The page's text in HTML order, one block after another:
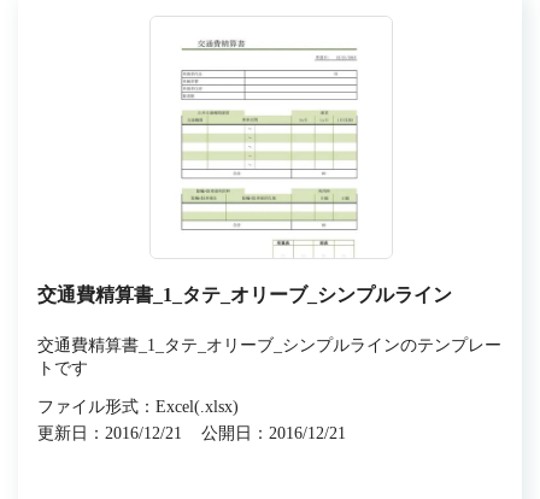
交通費精算書_1_タテ_オリーブ_シンプルライン
交通費精算書_1_タテ_オリーブ_シンプルラインのテンプレー
トです
ファイル形式：Excel(.xlsx)
更新日：2016/12/21
公開日：2016/12/21